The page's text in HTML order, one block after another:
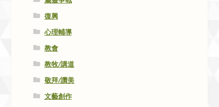
復興
心理輔導
教會
教牧/講道
敬拜/讚美
文藝創作